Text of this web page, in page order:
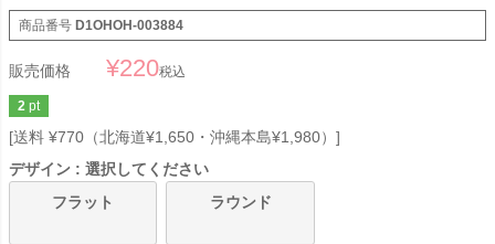
商品番号 D1OHOH-003884
販売価格 ¥220税込
2 pt
送料 ¥770（北海道¥1,650・沖縄本島¥1,980）
デザイン
選択してください
フラット
ラウンド